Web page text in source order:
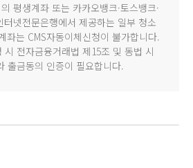
평생계좌 또는 카카오뱅크·토스뱅크·
터넷전문은행에서 제공하는 일부 청소
좌는 CMS자동이체신청이 불가합니다.
시 전자금융거래법 제15조 및 동법 시
출금동의 인증이 필요합니다.